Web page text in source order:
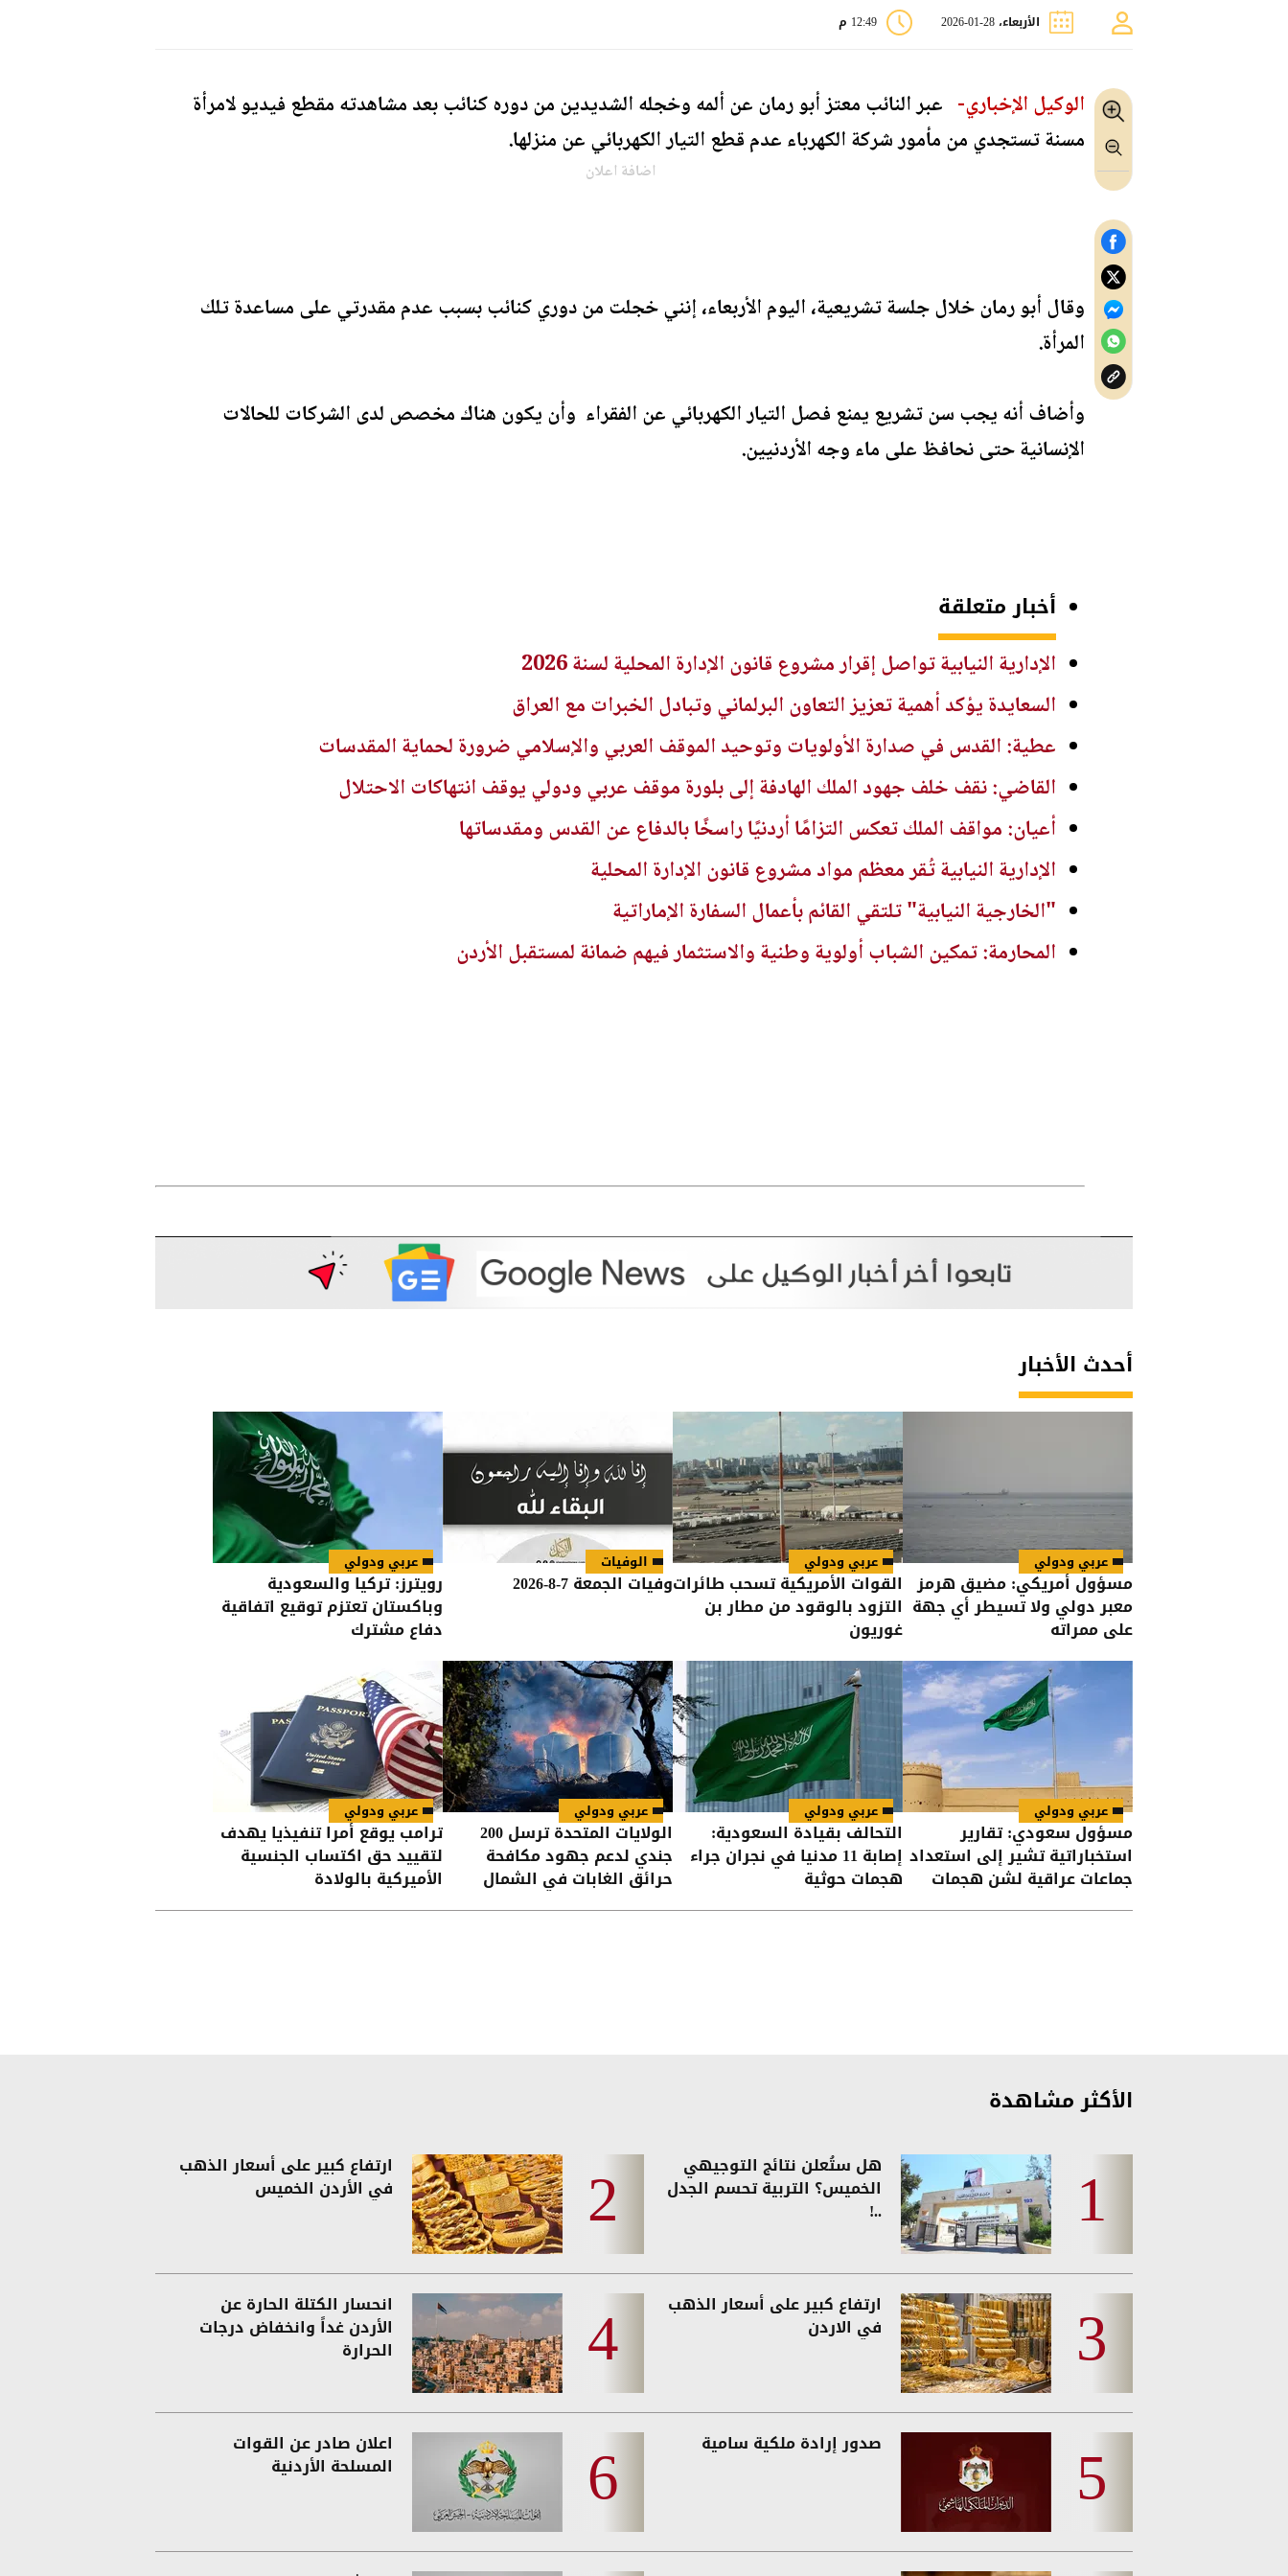
الأربعاء، 28-01-2026 12:49 م
الوكيل الإخباري- عبر النائب معتز أبو رمان عن ألمه وخجله الشديدين من دوره كنائب بعد مشاهدته مقطع فيديو لامرأة
مسنة تستجدي من مأمور شركة الكهرباء عدم قطع التيار الكهربائي عن منزلها.
اضافة اعلان
وقال أبو رمان خلال جلسة تشريعية، اليوم الأربعاء، إنني خجلت من دوري كنائب بسبب عدم مقدرتي على مساعدة تلك
المرأة.
وأضاف أنه يجب سن تشريع يمنع فصل التيار الكهربائي عن الفقراء وأن يكون هناك مخصص لدى الشركات للحالات
الإنسانية حتى نحافظ على ماء وجه الأردنيين.
أخبار متعلقة
الإدارية النيابية تواصل إقرار مشروع قانون الإدارة المحلية لسنة 2026
السعايدة يؤكد أهمية تعزيز التعاون البرلماني وتبادل الخبرات مع العراق
عطية: القدس في صدارة الأولويات وتوحيد الموقف العربي والإسلامي ضرورة لحماية المقدسات
القاضي: نقف خلف جهود الملك الهادفة إلى بلورة موقف عربي ودولي يوقف انتهاكات الاحتلال
أعيان: مواقف الملك تعكس التزامًا أردنيًا راسخًا بالدفاع عن القدس ومقدساتها
الإدارية النيابية تُقر معظم مواد مشروع قانون الإدارة المحلية
"الخارجية النيابية" تلتقي القائم بأعمال السفارة الإماراتية
المحارمة: تمكين الشباب أولوية وطنية والاستثمار فيهم ضمانة لمستقبل الأردن
أحدث الأخبار
عربي ودولي
مسؤول أمريكي: مضيق هرمز
معبر دولي ولا تسيطر أي جهة
على ممراته
عربي ودولي
القوات الأمريكية تسحب طائرات
التزود بالوقود من مطار بن
غوريون
الوفيات
وفيات الجمعة 7-8-2026
عربي ودولي
رويترز: تركيا والسعودية
وباكستان تعتزم توقيع اتفاقية
دفاع مشترك
عربي ودولي
مسؤول سعودي: تقارير
استخباراتية تشير إلى استعداد
جماعات عراقية لشن هجمات
عربي ودولي
التحالف بقيادة السعودية:
إصابة 11 مدنيا في نجران جراء
هجمات حوثية
عربي ودولي
الولايات المتحدة ترسل 200
جندي لدعم جهود مكافحة
حرائق الغابات في الشمال
عربي ودولي
ترامب يوقع أمرا تنفيذيا يهدف
لتقييد حق اكتساب الجنسية
الأميركية بالولادة
الأكثر مشاهدة
هل ستُعلن نتائج التوجيهي
الخميس؟ التربية تحسم الجدل
..!
ارتفاع كبير على أسعار الذهب
في الأردن الخميس
ارتفاع كبير على أسعار الذهب
في الاردن
انحسار الكتلة الحارة عن
الأردن غداً وانخفاض درجات
الحرارة
صدور إرادة ملكية سامية اعلان صادر عن القوات
المسلحة الأردنية